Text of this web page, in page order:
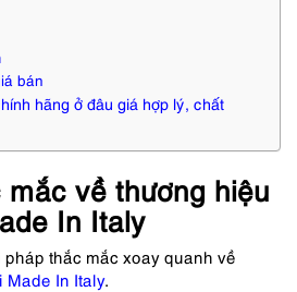
bán
hãng ở đâu giá hợp lý, chất
về thương hiệu
In Italy
thắc mắc xoay quanh về
Made In Italy.